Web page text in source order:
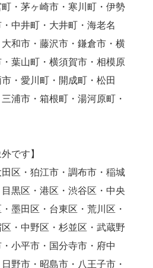
・茅ヶ崎市・寒川町・伊勢
中井町・大井町・海老名
和市・藤沢市・鎌倉市・横
葉山町・横須賀市・相模原
・愛川町・開成町・松田
浦市・箱根町・湯河原町・
です】
区・狛江市・調布市・稲城
黒区・港区・渋谷区・中央
墨田区・台東区・荒川区・
・中野区・杉並区・武蔵野
小平市・国分寺市・府中
野市・昭島市・八王子市・